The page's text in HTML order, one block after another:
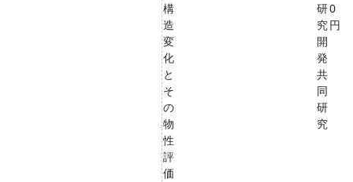
構
造
変
化
と
そ
の
物
性
評
価
研
究
開
発
共
同
研
究
0
円